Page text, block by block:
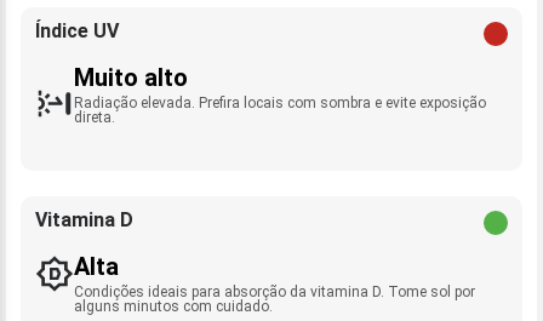
Índice UV
Muito alto
Radiação elevada. Prefira locais com sombra e evite exposição
direta.
Vitamina D
Alta
Condições ideais para absorção da vitamina D. Tome sol por
alguns minutos com cuidado.